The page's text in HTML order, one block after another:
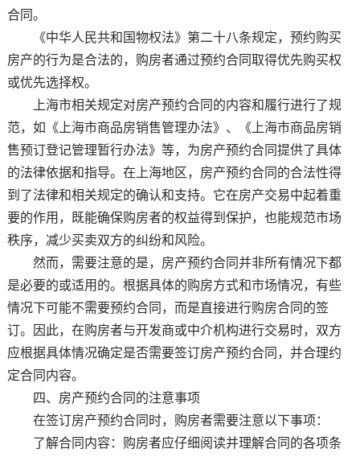
合同。
《中华人民共和国物权法》第二十八条规定，预约购买
房产的行为是合法的，购房者通过预约合同取得优先购买权
或优先选择权。
上海市相关规定对房产预约合同的内容和履行进行了规
范，如《上海市商品房销售管理办法》、《上海市商品房销
售预订登记管理暂行办法》等，为房产预约合同提供了具体
的法律依据和指导。在上海地区，房产预约合同的合法性得
到了法律和相关规定的确认和支持。它在房产交易中起着重
要的作用，既能确保购房者的权益得到保护，也能规范市场
秩序，减少买卖双方的纠纷和风险。
然而，需要注意的是，房产预约合同并非所有情况下都
是必要的或适用的。根据具体的购房方式和市场情况，有些
情况下可能不需要预约合同，而是直接进行购房合同的签
订。因此，在购房者与开发商或中介机构进行交易时，双方
应根据具体情况确定是否需要签订房产预约合同，并合理约
定合同内容。
四、房产预约合同的注意事项
在签订房产预约合同时，购房者需要注意以下事项：
了解合同内容：购房者应仔细阅读并理解合同的各项条